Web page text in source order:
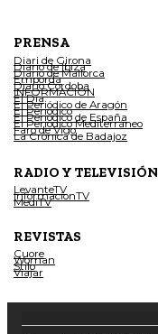
PRENSA
Diari de Girona
Diario de Ibiza
Diario de Mallorca
Empordà
Diario Córdoba
INFORMACIÓN
El Día
El Periódico de Aragón
El Periódico
El Periódico de España
El Periódico Mediterráneo
Faro de Vigo
La Crónica de Badajoz
RADIO Y TELEVISIÓN
LevanteTV
InformacionTV
MediTV
REVISTAS
Cuore
Woman
Stilo
Viajar